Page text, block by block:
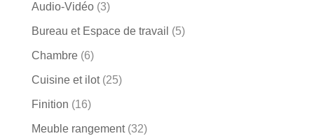
Audio-Vidéo (3)
Bureau et Espace de travail (5)
Chambre (6)
Cuisine et ilot (25)
Finition (16)
Meuble rangement (32)